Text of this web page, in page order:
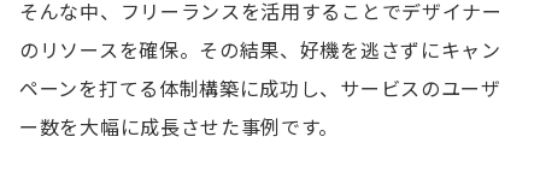
そんな中、フリーランスを活用することでデザイナー
のリソースを確保。その結果、好機を逃さずにキャン
ペーンを打てる体制構築に成功し、サービスのユーザ
ー数を大幅に成長させた事例です。